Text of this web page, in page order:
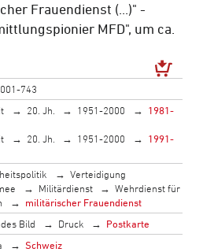
Frauendienst (...)" -
MFD", um ca.
743
20. Jh. 1951-2000
1981-
20. Jh. 1951-2000
1991-
Verteidigung
Militärdienst
Wehrdienst für
militärischer Frauendienst
Bild Druck
Postkarte
Schweiz